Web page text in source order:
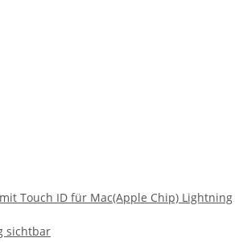
Touch ID für Mac(Apple Chip) Lightning
sichtbar